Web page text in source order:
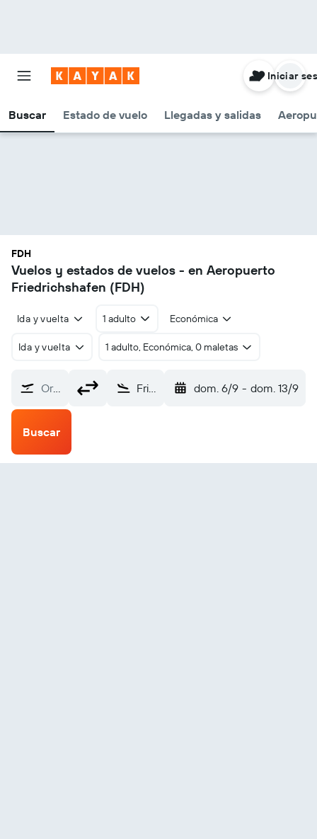
Buscar Estado de vuelo Llegadas y salidas
Iniciar
FDH
Vuelos y estados de vuelos - en Aeropuerto
Friedrichshafen (FDH)
Ida y vuelta 1 adulto Económica
Ida y vuelta 1 adulto, Económica, 0 maletas
Origen Friedrichshafen (FDH) dom. 6/9 - dom. 13/9
Buscar